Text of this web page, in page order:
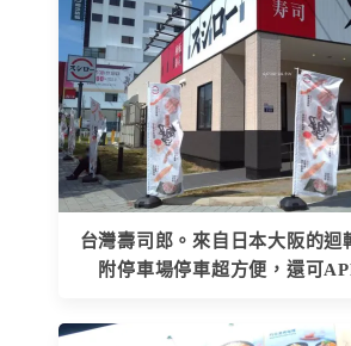
台灣壽司郎。來自日本大阪的迴
附停車場停車超方便，還可